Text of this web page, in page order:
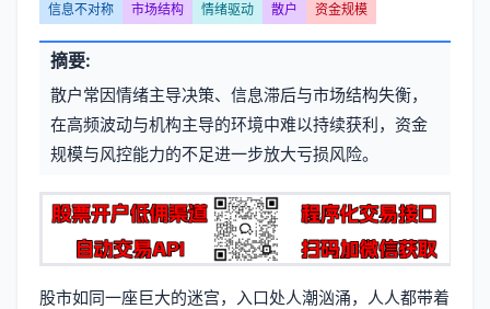
章
元
信
息
文
章
标
签
信息不对称 市场结构 情绪驱动 散户 资金规模
摘要:
散户常因情绪主导决策、信息滞后与市场结构失衡，
在高频波动与机构主导的环境中难以持续获利，资金
规模与风控能力的不足进一步放大亏损风险。
股市如同一座巨大的迷宫，入口处人潮汹涌，人人都带着